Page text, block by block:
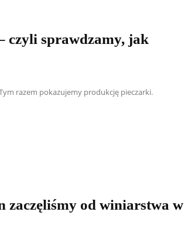
czyli sprawdzamy, jak
razem pokazujemy produkcję pieczarki.
zaczęliśmy od winiarstwa w